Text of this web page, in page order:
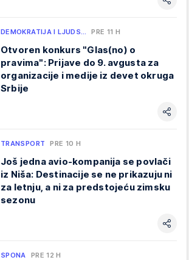
DEMOKRATIJA I LJUDS… PRE 11 H
Otvoren konkurs "Glas(no) o
pravima": Prijave do 9. avgusta za
organizacije i medije iz devet okruga
Srbije
TRANSPORT PRE 10 H
Još jedna avio-kompanija se povlači
iz Niša: Destinacije se ne prikazuju ni
za letnju, a ni za predstojeću zimsku
sezonu
SPONA PRE 12 H